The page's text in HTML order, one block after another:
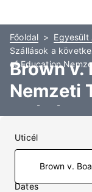
Főoldal
Egyesült
Szállások a
of Education
Brown v.
Nemzeti
Szállás
Uticél
Dates